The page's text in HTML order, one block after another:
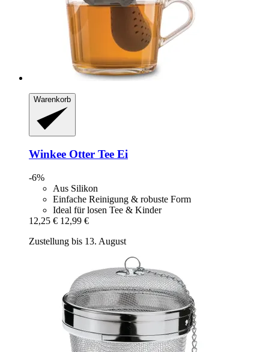
Warenkorb
Winkee Otter Tee Ei
-6%
Aus Silikon
Einfache Reinigung & robuste Form
Ideal für losen Tee & Kinder
12,25 € 12,99 €
Zustellung bis 13. August